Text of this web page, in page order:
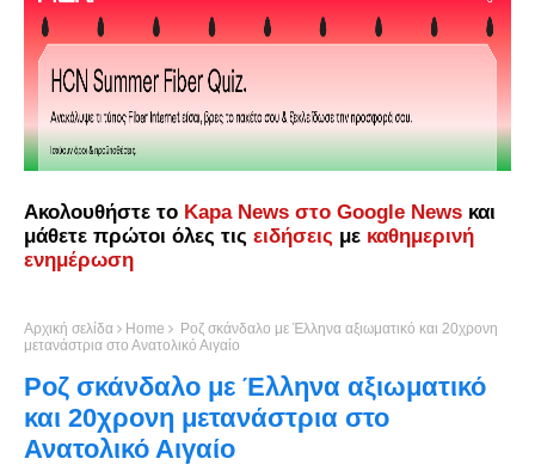
Ακολουθήστε το Kapa News στο Google News και
μάθετε πρώτοι όλες τις ειδήσεις με καθημερινή
ενημέρωση
Αρχική σελίδα Home
Ροζ σκάνδαλο με Έλληνα αξιωματικό και 20χρονη
μετανάστρια στο Ανατολικό Αιγαίο
Ροζ σκάνδαλο με Έλληνα αξιωματικό
και 20χρονη μετανάστρια στο
Ανατολικό Αιγαίο